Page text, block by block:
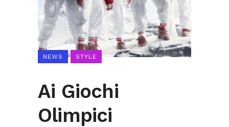
NEWS STYLE
Ai Giochi
Olimpici